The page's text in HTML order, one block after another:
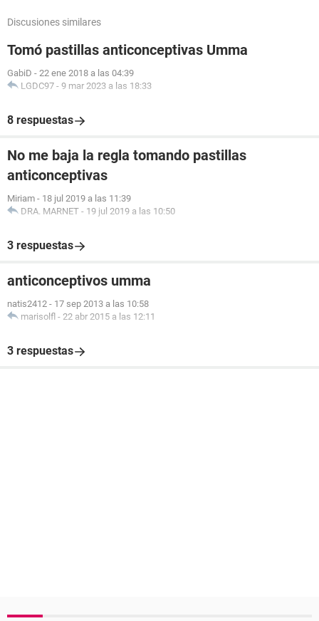
Discusiones similares
Tomó pastillas anticonceptivas Umma
GabiD - 22 ene 2018 a las 04:39
LGDC97 - 9 mar 2023 a las 18:33
8 respuestas
No me baja la regla tomando pastillas
anticonceptivas
Miriam - 18 jul 2019 a las 11:39
DRA. MARNET - 19 jul 2019 a las 10:50
3 respuestas
anticonceptivos umma
natis2412 - 17 sep 2013 a las 10:58
marisolfl - 22 abr 2015 a las 12:11
3 respuestas